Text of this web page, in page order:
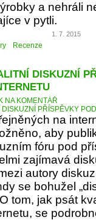
a nehráli
v pytli.
1. 7. 2015
Recenze
DISKUZNÍ
NA KOMENTÁŘ
PŘÍSPĚVKY
na
aby
fóru pod
zajímavá
autory
se bohužel
tom, jak psát
se